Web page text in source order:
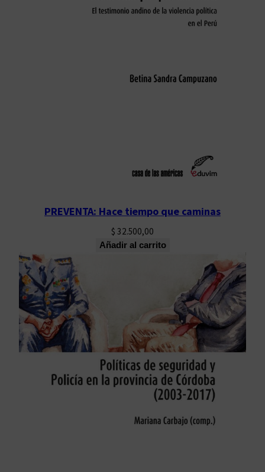
PREVENTA: Hace tiempo que caminas
$ 32.500,00
Añadir al carrito